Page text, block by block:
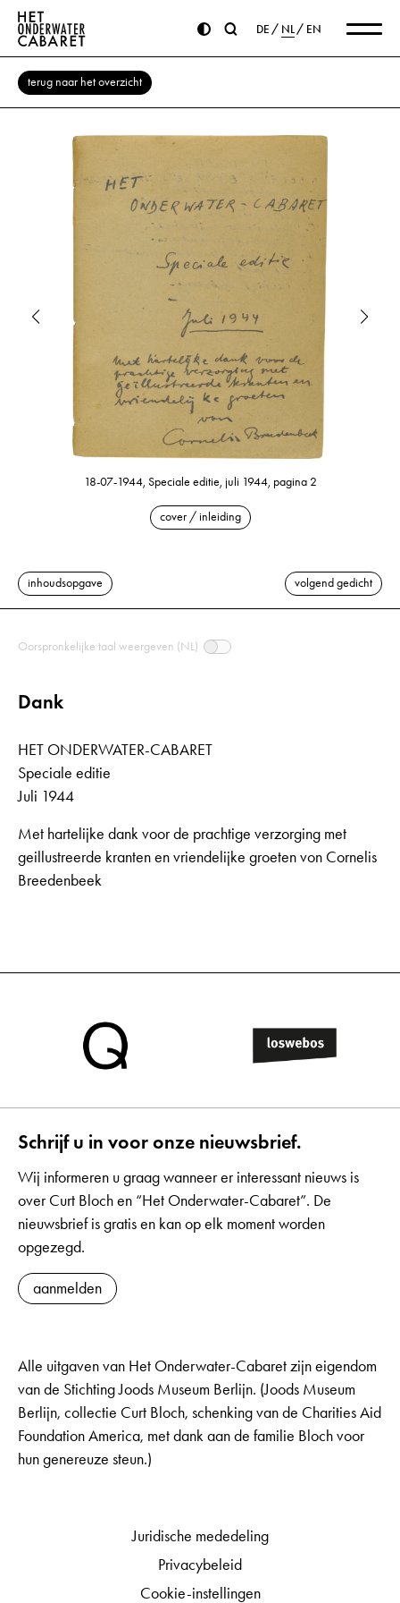
DE NL EN
terug naar het overzicht
18-07-1944, Speciale editie, juli 1944, pagina 2
cover / inleiding
inhoudsopgave volgend gedicht
Oorspronkelijke taal weergeven (NL)
Dank
HET ONDERWATER-CABARET
Speciale editie
Juli 1944
Met hartelijke dank voor de prachtige verzorging met
geillustreerde kranten en vriendelijke groeten von Cornelis
Breedenbeek
Schrijf u in voor onze nieuwsbrief.
Wij informeren u graag wanneer er interessant nieuws is
over Curt Bloch en “Het Onderwater-Cabaret”. De
nieuwsbrief is gratis en kan op elk moment worden
opgezegd.
aanmelden
Alle uitgaven van Het Onderwater-Cabaret zijn eigendom
van de Stichting Joods Museum Berlijn. (Joods Museum
Berlijn, collectie Curt Bloch, schenking van de Charities Aid
Foundation America, met dank aan de familie Bloch voor
hun genereuze steun.)
Juridische mededeling
Privacybeleid
Cookie-instellingen